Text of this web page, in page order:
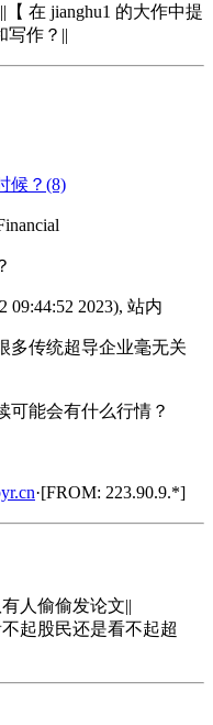
在 jianghu1 的大作中提
写作？||
候？(8)
2023), 站内
多传统超导企业毫无关
可能会有什么行情？
·[FROM: 223.90.9.*]
人偷偷发论文||
起股民还是看不起超